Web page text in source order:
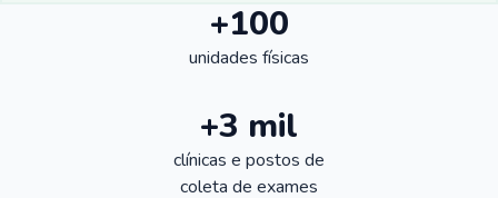
+100
unidades físicas
+3 mil
clínicas e postos de
coleta de exames